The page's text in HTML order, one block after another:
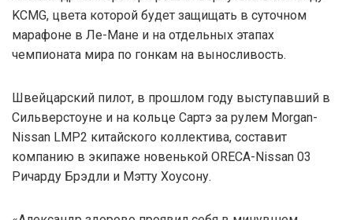
KCMG, цвета которой будет защищать в суточном
марафоне в Ле-Мане и на отдельных этапах
чемпионата мира по гонкам на выносливость.
Швейцарский пилот, в прошлом году выступавший в
Сильверстоуне и на кольце Сартэ за рулем Morgan-
Nissan LMP2 китайского коллектива, составит
компанию в экипаже новенькой ORECA-Nissan 03
Ричарду Брэдли и Мэтту Хоусону.